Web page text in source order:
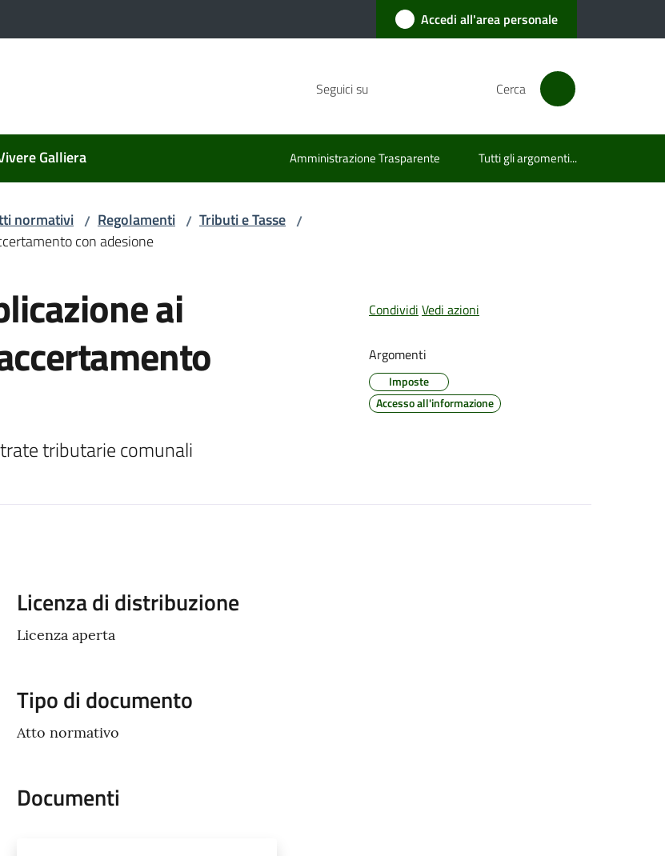
Accedi all'area personale
Seguici su Cerca
Galliera Amministrazione Trasparente Tutti gli argomenti...
normativi / Regolamenti / Tributi e Tasse /
con adesione
ai
tributarie comunali
Condividi Vedi azioni
Argomenti
Imposte
Accesso all'informazione
Descrizione
Licenza di distribuzione
Licenza aperta
Tipo di documento
Atto normativo
Documenti